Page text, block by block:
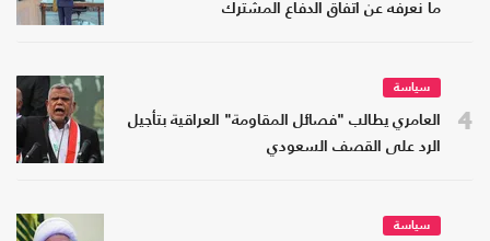
ما نعرفه عن اتفاق الدفاع المشترك
4
سياسة
العامري يطالب "فصائل المقاومة" العراقية بتأجيل
الرد على القصف السعودي
سياسة